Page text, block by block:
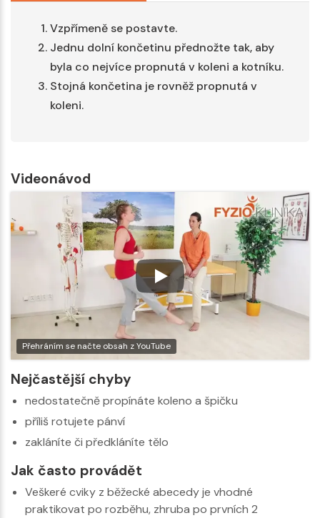
Vzpřímeně se postavte.
Jednu dolní končetinu přednožte tak, aby
byla co nejvíce propnutá v koleni a kotníku.
Stojná končetina je rovněž propnutá v
koleni.
Videonávod
Přehráním se načte obsah z YouTube
Nejčastější chyby
nedostatečně propínáte koleno a špičku
příliš rotujete pánví
zakláníte či předkláníte tělo
Jak často provádět
Veškeré cviky z běžecké abecedy je vhodné
praktikovat po rozběhu, zhruba po prvních 2